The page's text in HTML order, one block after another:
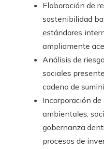
Elaboración de
sostenibilidad
estándares
ampliamente
Análisis de
sociales
cadena de
Incorporación de
ambientales,
gobernanza
procesos de